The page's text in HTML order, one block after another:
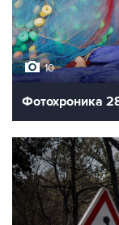
10
Фотохроника